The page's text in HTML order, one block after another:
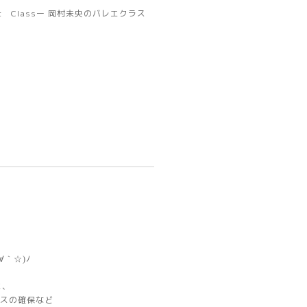
ー 岡村未央のバレエクラス
｀☆)ﾉ
の確保など